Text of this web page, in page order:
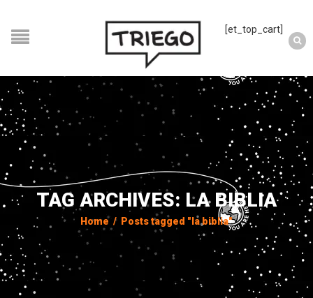
[et_top_cart]
TAG ARCHIVES: LA BIBLIA
Home / Posts tagged "la biblia"